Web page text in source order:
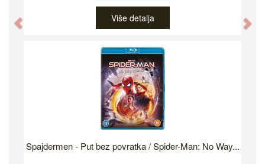
Više detalja
Spajdermen - Put bez povratka / Spider-Man: No Way...